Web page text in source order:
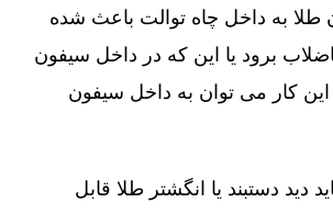
طلا به داخل چاه توالت باعث شده
برود یا این که در داخل سیفون
این کار می توان به داخل سیفون
دید دستبند یا انگشتر طلا قابل